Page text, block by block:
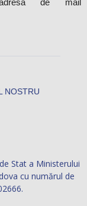
de mail
Stat a Ministerului
cu numărul de